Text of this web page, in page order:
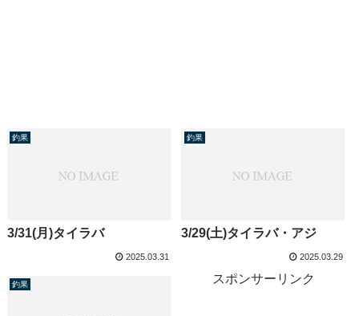
釣果
3/31(月)タイラバ
2025.03.31
釣果
3/29(土)タイラバ・アジ
2025.03.29
釣果 スポンサーリンク